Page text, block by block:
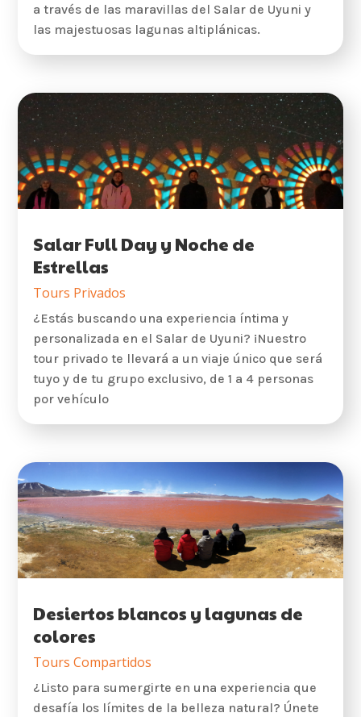
a través de las maravillas del Salar de Uyuni y
las majestuosas lagunas altiplánicas.
Salar Full Day y Noche de
Estrellas
Tours Privados
¿Estás buscando una experiencia íntima y
personalizada en el Salar de Uyuni? ¡Nuestro
tour privado te llevará a un viaje único que será
tuyo y de tu grupo exclusivo, de 1 a 4 personas
por vehículo
Desiertos blancos y lagunas de
colores
Tours Compartidos
¿Listo para sumergirte en una experiencia que
desafía los límites de la belleza natural? Únete